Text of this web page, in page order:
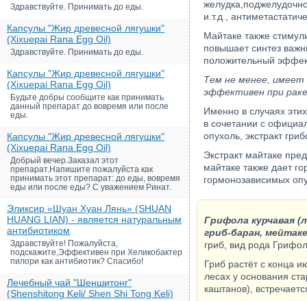
Здравствуйте. Принимать до еды.
Капсулы "Жир древесной лягушки"
(Xixuepai Rana Egg Oil)
Здравствуйте. Принимать до еды.
Капсулы "Жир древесной лягушки"
(Xixuepai Rana Egg Oil)
Будьте добры сообщите как принимать
данный препарат до вовремя или после
еды.
Капсулы "Жир древесной лягушки"
(Xixuepai Rana Egg Oil)
Добрый вечер.Заказал этот
препарат.Напишите пожалуйста как
принимать этот препарат: до еды, вовремя
еды или после еды? С уважением Ринат.
Эликсир «Шуан Хуан Лянь» (SHUAN
HUANG LIAN) - является натуральным
антибиотиком
Здравствуйте! Пожалуйста,
подскажите,Эффективен при Хеликобактер
пилори как антибиотик? Спасибо!
Лечебный чай "Шеншитонг"
(Shenshitong Keli/ Shen Shi Tong Keli)
и.т.д.,
Майтаке также
повышает синтез
положительный
Тем не менее, имеет
эффективен при
Именно в случаях
в сочетании с
опухоль, экстракт
Экстракт майтаке
майтаке также дает
гормонозависимых
Грифола курчавая
гриб-баран,
гриб, вид рода
Гриб растёт с конца
лесах у основания
каштанов),